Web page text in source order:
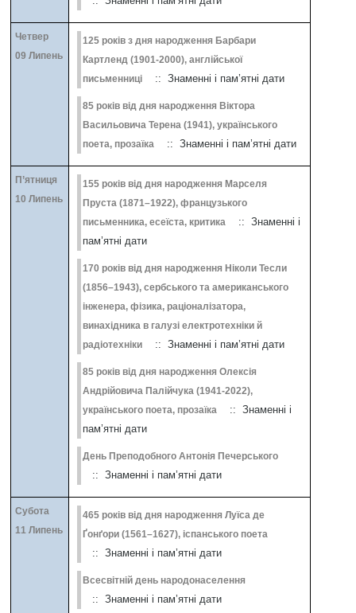
Четвер
09 Липень
125 років з дня народження Барбари
Картленд (1901-2000), англійської
письменниці
:: Знаменні і пам’ятні дати
85 років від дня народження Віктора
Васильовича Терена (1941), українського
поета, прозаїка
:: Знаменні і пам’ятні дати
П’ятниця
10 Липень
155 років від дня народження Марселя
Пруста (1871–1922), французького
письменника, есеїста, критика
:: Знаменні і
пам’ятні дати
170 років від дня народження Ніколи Тесли
(1856–1943), сербського та американського
інженера, фізика, раціоналізатора,
винахідника в галузі електротехніки й
радіотехніки
:: Знаменні і пам’ятні дати
85 років від дня народження Олексія
Андрійовича Палійчука (1941-2022),
українського поета, прозаїка
:: Знаменні і
пам’ятні дати
День Преподобного Антонія Печерського
:: Знаменні і пам’ятні дати
Субота
11 Липень
465 років від дня народження Луїса де
Ґонґори (1561–1627), іспанського поета
:: Знаменні і пам’ятні дати
Всесвітній день народонаселення
:: Знаменні і пам’ятні дати